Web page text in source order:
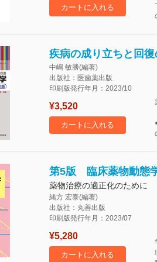
カートに入れる
疾病の成り立ちと回
中嶋 敏勝(編著)
出版社：医歯薬出版
印刷版発行年月：2023/10
¥3,520
カートに入れる
第5版 臨床薬物動態
薬物治療の適正化のために
緒方 宏泰(編著)
出版社：丸善出版
印刷版発行年月：2023/07
¥5,280
カートに入れる